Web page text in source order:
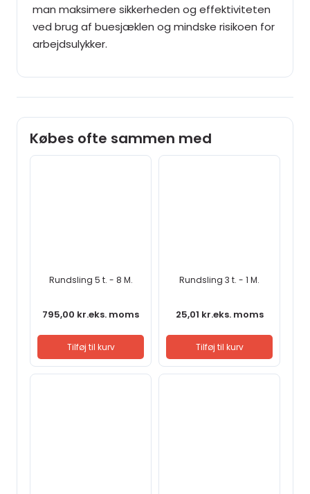
man maksimere sikkerheden og effektiviteten
ved brug af buesjæklen og mindske risikoen for
arbejdsulykker.
Købes ofte sammen med
Rundsling 5 t. - 8 M.
795,00 kr.eks. moms
Tilføj til kurv
Rundsling 3 t. - 1 M.
25,01 kr.eks. moms
Tilføj til kurv